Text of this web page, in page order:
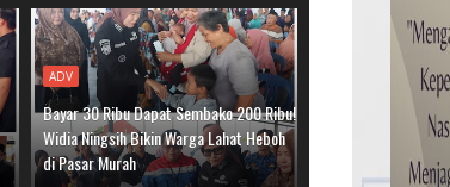
ADV
Bayar 30 Ribu Dapat Sembako 200 Ribu!
Widia Ningsih Bikin Warga Lahat Heboh
di Pasar Murah